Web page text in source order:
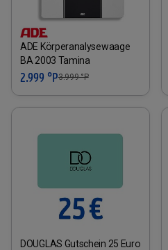
ADE Körperanalysewaage
BA 2003 Tamina
2.999 °P3.999°P
DOUGLAS Gutschein 25 Euro